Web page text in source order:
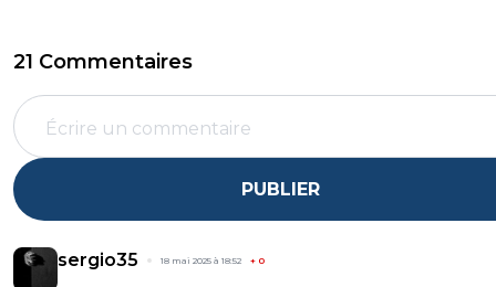
21 Commentaires
PUBLIER
sergio35 18 mai 2025 à 18:52 + 0